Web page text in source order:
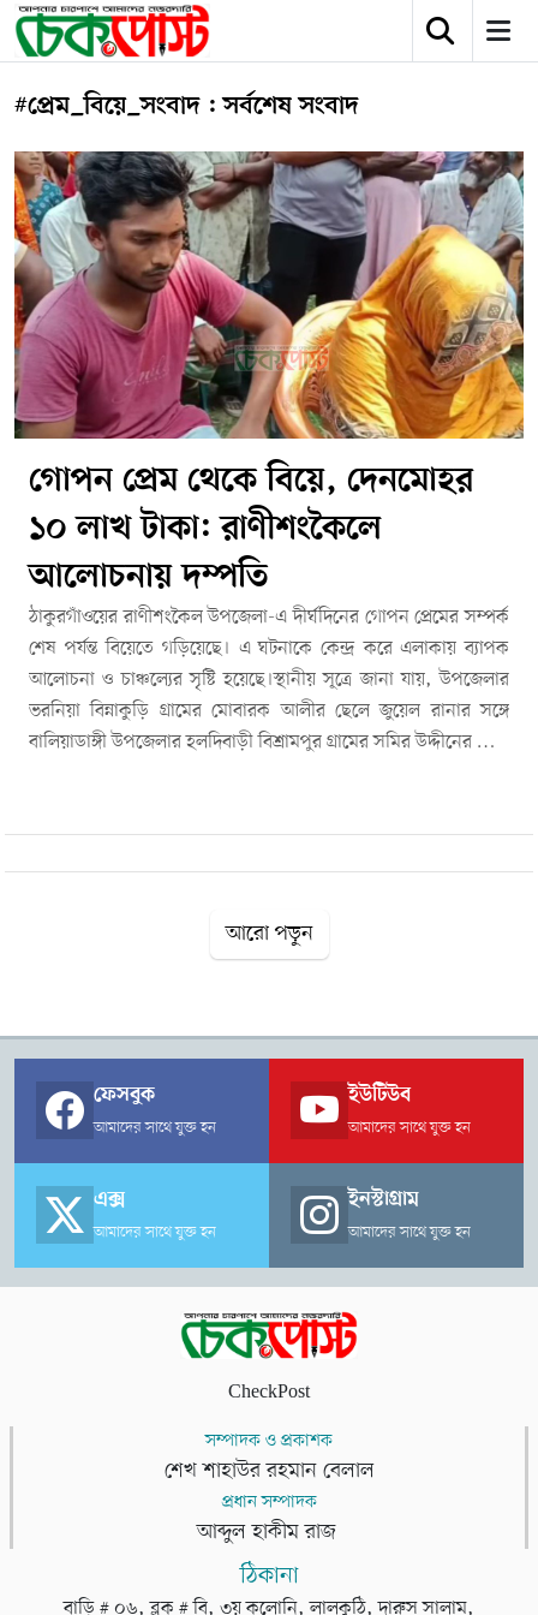
#প্রেম_বিয়ে_সংবাদ : সর্বশেষ সংবাদ
গোপন প্রেম থেকে বিয়ে, দেনমোহর
১০ লাখ টাকা: রাণীশংকৈলে
আলোচনায় দম্পতি
ঠাকুরগাঁওয়ের রাণীশংকৈল উপজেলা-এ দীর্ঘদিনের গোপন প্রেমের সম্পর্ক
শেষ পর্যন্ত বিয়েতে গড়িয়েছে। এ ঘটনাকে কেন্দ্র করে এলাকায় ব্যাপক
আলোচনা ও চাঞ্চল্যের সৃষ্টি হয়েছে।স্থানীয় সূত্রে জানা যায়, উপজেলার
ভরনিয়া বিন্নাকুড়ি গ্রামের মোবারক আলীর ছেলে জুয়েল রানার সঙ্গে
বালিয়াডাঙ্গী উপজেলার হলদিবাড়ী বিশ্রামপুর গ্রামের সমির উদ্দীনের মেয়ে
পরবর্তীতে পারিবারিক ও সামাজিক সমঝোতার মাধ্যমে ১০ লাখ টাকা
দেনমোহর নির্ধারণ করে তাদের বিয়ে সম্পন্ন করা হয়। স্থানীয়দের অনেকে
প্রতিক্রিয়া রয়েছে।তবে বিয়ের পর নতুন করে আলোচনায় এসেছে
রোকসানা আক্তারের আগের সংসারের দুই সন্তানের বিষয়টি। তাদের
বিবেচনা করেই এই সিদ্ধান্ত নেওয়া হয়েছে। সময়ের সঙ্গে সঙ্গে নতুন এই
দাম্পত্য জীবনের পরিস্থিতি স্পষ্ট হবে বলেও তারা আশা প্রকাশ করেছেন।
আরো পড়ুন
ফেসবুক
আমাদের সাথে যুক্ত হন
ইউটিউব
আমাদের সাথে যুক্ত হন
এক্স
আমাদের সাথে যুক্ত হন
ইনস্টাগ্রাম
আমাদের সাথে যুক্ত হন
CheckPost
সম্পাদক ও প্রকাশক
শেখ শাহাউর রহমান বেলাল
প্রধান সম্পাদক
আব্দুল হাকীম রাজ
ঠিকানা
বাড়ি # ০৬, ব্লক # বি, ৩য় কলোনি, লালকুঠি, দারুস সালাম,